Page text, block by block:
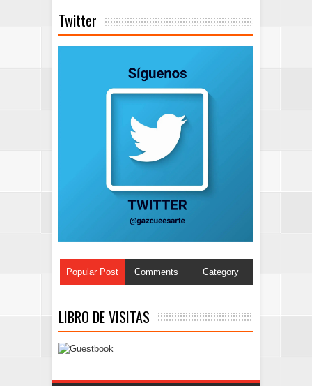
Twitter
Popular Post Comments Category
LIBRO DE VISITAS